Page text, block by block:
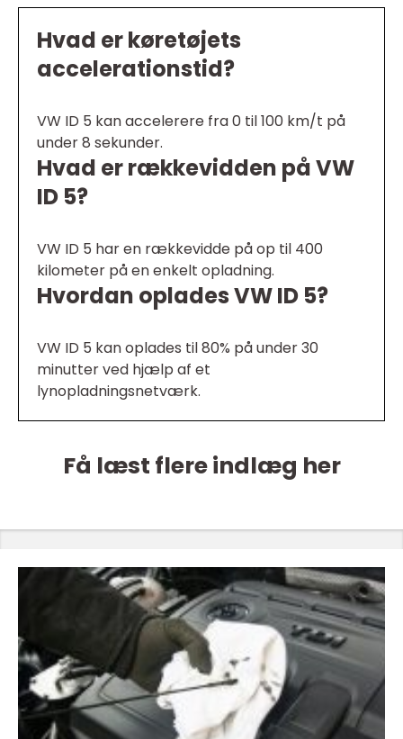
Hvad er køretøjets
accelerationstid?
VW ID 5 kan accelerere fra 0 til 100 km/t på
under 8 sekunder.
Hvad er rækkevidden på VW
ID 5?
VW ID 5 har en rækkevidde på op til 400
kilometer på en enkelt opladning.
Hvordan oplades VW ID 5?
VW ID 5 kan oplades til 80% på under 30
minutter ved hjælp af et
lynopladningsnetværk.
Få læst flere indlæg her